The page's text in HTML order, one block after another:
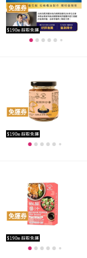
免運券
免運券
免運券